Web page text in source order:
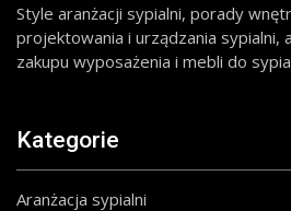
Style aranżacji sypialni, porady
projektowania i urządzania sypialni,
zakupu wyposażenia i mebli do
Kategorie
Aranżacja sypialni